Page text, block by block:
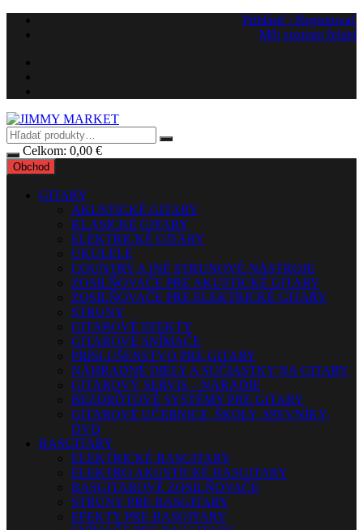
Preskočiť
Prihlásiť / Registrovať
Môj zoznam želaní
Celkom: 0,00 €
Obchod
GITARY
AKUSTICKÉ GITARY
KLASICKÉ GITARY
ELEKTRICKÉ GITARY
UKULELE
COUNTRY A INÉ STRUNOVÉ NÁSTROJE
ZOSILŇOVAČE PRE AKUSTICKÉ GITARY
ZOSILŇOVAČE PRE ELEKTRICKÉ GITARY
STRUNY
GITAROVÉ EFEKTY
GITAROVÉ SNÍMAČE
PRÍSLUŠENSTVO PRE GITARY
NÁHRADNÉ DIELY A SÚČIASTKY NA GITARY
GITAROVÝ SERVIS – NÁRADIE
BEZDRÔTOVÉ SYSTÉMY PRE GITARY
GITAROVÉ UČEBNICE, ŠKOLY, SPEVNÍKY,
DVD
BASGITARY
ELEKTRICKÉ BASGITARY
ELEKTRO AKUSTICKÉ BASGITARY
BASGITAROVÉ ZOSILŇOVAČE
STRUNY PRE BASGITARY
EFEKTY PRE BASGITARY